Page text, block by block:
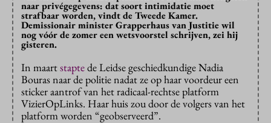
naar privégegevens: dat soort intimidatie moet
strafbaar worden, vindt de Tweede Kamer.
Demissionair minister Grapperhaus van Justitie wil
nog vóór de zomer een wetsvoorstel schrijven, zei hij
gisteren.
In maartstaptede Leidse geschiedkundige Nadia
Bouras naar de politie nadat ze op haar voordeur een
sticker aantrof van het radicaal-rechtse platform
VizierOpLinks. Haar huis zou door de volgers van het
platform worden “geobserveerd”.